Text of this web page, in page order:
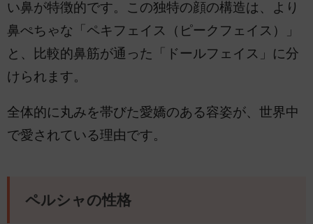
い鼻が特徴的です。この独特の顔の構造は、より
鼻ぺちゃな「ペキフェイス（ピークフェイス）」
と、比較的鼻筋が通った「ドールフェイス」に分
けられます。
全体的に丸みを帯びた愛嬌のある容姿が、世界中
で愛されている理由です。
ペルシャの性格